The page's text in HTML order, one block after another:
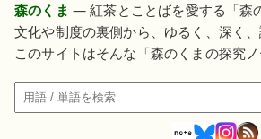
森のくま — 紅茶とことばを愛する「森
文化や制度の裏側から、ゆるく、深く、
このサイトはそんな「森のくまの探究ノ
検索